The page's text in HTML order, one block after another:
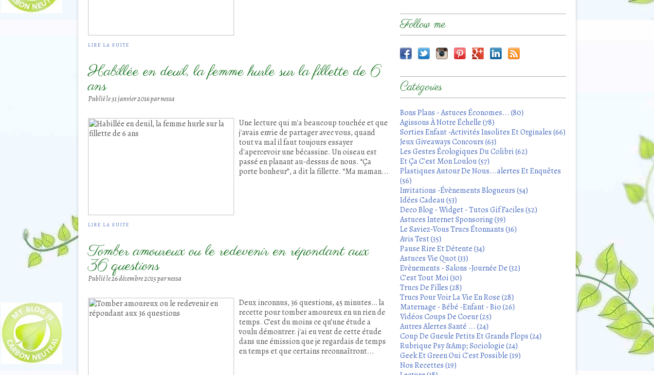
LIRE LA SUITE
Habillée en deuil, la femme hurle sur la fillette de 6
ans
Publié le31 janvier 2016par nessa
Une lecture qui m'a beaucoup touchée et que
j'avais envie de partager avec vous, quand
tout va mal il faut toujours essayer
d'apercevoir une bécassine. Un oiseau est
passé en planant au-dessus de nous. “Ça
porte bonheur”, a dit la fillette. “Ma maman...
LIRE LA SUITE
Tomber amoureux ou le redevenir en répondant aux
36 questions
Publié le26 décembre 2015par nessa
Deux inconnus, 36 questions, 45 minutes… la
recette pour tomber amoureux en un rien de
temps. C’est du moins ce qu’une étude a
voulu démontrer. j'ai eu vent de cette étude
dans une émission que je regardais de temps
en temps et que certains reconnaîtront...
Follow me
Catégories
Bons Plans - Astuces Économes... (80)
Agissons À Notre Échelle (78)
Sorties Enfant -Activités Insolites Et Orginales (66)
Jeux Giveaways Concours (63)
Les Gestes Écologiques Du Colibri (62)
Et Ça C'est Mon Loulou (57)
Plastiques Autour De Nous...alertes Et Enquêtes
(56)
Invitations -Évènements Blogueurs (54)
Idées Cadeau (53)
Deco Blog - Widget - Tutos Gif Faciles (52)
Astuces Internet Sponsoring (39)
Le Saviez-Vous Trucs Étonnants (36)
Avis Test (35)
Pause Rire Et Détente (34)
Astuces Vie Quot (33)
Evènements - Salons -Journée De (32)
C'est Tout Moi (30)
Trucs De Filles (28)
Trucs Pour Voir La Vie En Rose (28)
Maternage - Bébé -Enfant - Bio (26)
Vidéos Coups De Coeur (25)
Autres Alertes Santé ... (24)
Coup De Gueule Petits Et Grands Flops (24)
Rubrique Psy &Amp; Sociologie (24)
Geek Et Green Oui C'est Possible (19)
Nos Recettes (19)